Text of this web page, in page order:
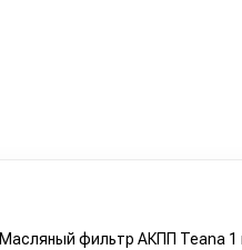
Масляный фильтр АКПП Teana 1